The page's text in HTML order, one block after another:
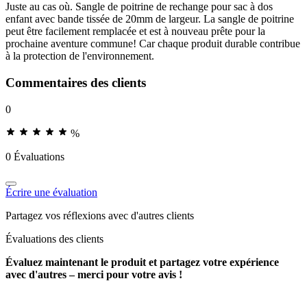
Juste au cas où. Sangle de poitrine de rechange pour sac à dos
enfant avec bande tissée de 20mm de largeur. La sangle de poitrine
peut être facilement remplacée et est à nouveau prête pour la
prochaine aventure commune! Car chaque produit durable contribue
à la protection de l'environnement.
Commentaires des clients
0
%
0 Évaluations
Écrire une évaluation
Partagez vos réflexions avec d'autres clients
Évaluations des clients
Évaluez maintenant le produit et partagez votre expérience
avec d'autres – merci pour votre avis !